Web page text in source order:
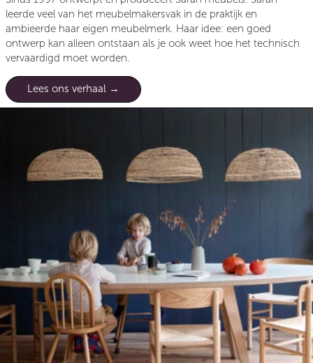
leerde veel van het meubelmakersvak in de praktijk en
ambieerde haar eigen meubelmerk. Haar idee: een goed
ontwerp kan alleen ontstaan als je ook weet hoe het technisch
vervaardigd moet worden.
Lees ons verhaal